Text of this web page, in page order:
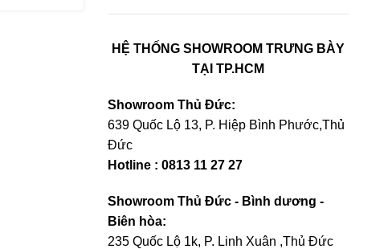
HỆ THỐNG SHOWROOM TRƯNG BÀY
TẠI TP.HCM
Showroom Thủ Đức:
639 Quốc Lộ 13, P. Hiệp Bình Phước,Thủ
Đức
Hotline : 0813 11 27 27
Showroom Thủ Đức - Bình dương -
Biên hòa:
235 Quốc Lộ 1k, P. Linh Xuân ,Thủ Đức